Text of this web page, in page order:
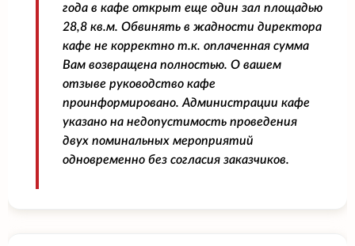
года в кафе открыт еще один зал площадью
28,8 кв.м. Обвинять в жадности директора
кафе не корректно т.к. оплаченная сумма
Вам возвращена полностью. О вашем
отзыве руководство кафе
проинформировано. Администрации кафе
указано на недопустимость проведения
двух поминальных мероприятий
одновременно без согласия заказчиков.